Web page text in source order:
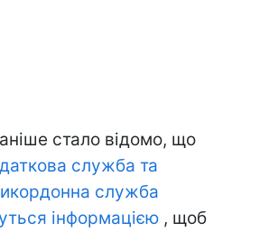
стало відомо, що
служба та
служба
інформацією , щоб